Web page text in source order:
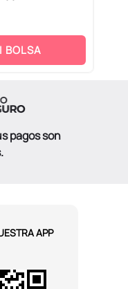
BOLSA
pagos son
APP